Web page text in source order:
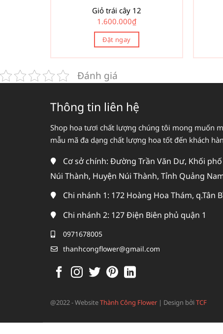
Giỏ trái cây 12
1.600.000₫
Đặt ngay
Đánh giá
Thông tin liên hệ
Shop hoa tươi chất lượng chúng tôi mong muốn
mẫu mã đa dạng chất lượng hoa tốt đến khách
Cơ sở chính: Đường Trần Văn Dư, Khối
Núi Thành, Huyện Núi Thành, Tỉnh Quảng
Chi nhánh 1: 172 Hoàng Hoa Thám, q.Tân
Chi nhánh 2: 127 Điện Biên phủ quận 1
0971678005
thanhcongflower@gmail.com
@2022 - WebsiteThành Công Flower | Design bởiTCF